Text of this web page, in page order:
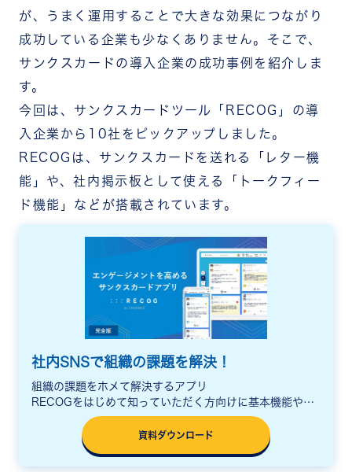
が、うまく運用することで大きな効果につながり
成功している企業も少なくありません。そこで、
サンクスカードの導入企業の成功事例を紹介しま
す。
今回は、サンクスカードツール「RECOG」の導
入企業から10社をピックアップしました。
RECOGは、サンクスカードを送れる「レター機
能」や、社内掲示板として使える「トークフィー
ド機能」などが搭載されています。
社内SNSで組織の課題を解決！
組織の課題をホメて解決するアプリ
RECOGをはじめて知っていただく方向けに基本機能や活
用シーン、料金をまとめた説明資料をご用意しています。
資料ダウンロード